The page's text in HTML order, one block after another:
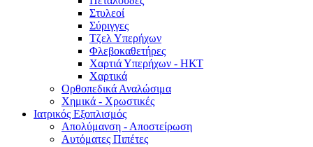
Στυλεοί
Σύριγγες
Τζελ Υπερήχων
Φλεβοκαθετήρες
Χαρτιά Υπερήχων - ΗΚΤ
Χαρτικά
Ορθοπεδικά Αναλώσιμα
Χημικά - Χρωστικές
Ιατρικός Εξοπλισμός
Απολύμανση - Αποστείρωση
Αυτόματες Πιπέτες